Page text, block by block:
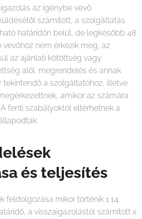
az igénybe vevő
számított, a szolgáltatás
határidőn belül, de legkésőbb 48
nem érkezik meg, az
az ajánlati kötöttség vagy
alól. megrendelés és annak
tekintendő a szolgáltatóhoz, illetve
amikor az számára
fenti szabályoktól eltérhetnek a
és teljesítés
feldolgozása mikor történik 1.14.
a visszaigazolástól számított x